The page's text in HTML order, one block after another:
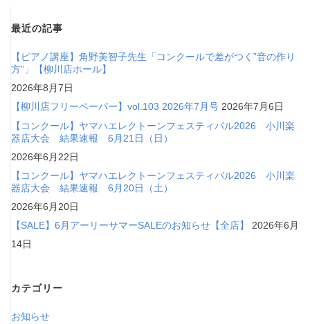
最近の記事
【ピアノ講座】角野美智子先生「コンクールで差がつく”音の作り
方”」【柳川店ホール】
2026年8月7日
【柳川店フリーペーパー】vol.103 2026年7月号 2026年7月6日
【コンクール】ヤマハエレクトーンフェスティバル2026 小川楽
器店大会 結果速報 6月21日（日）
2026年6月22日
【コンクール】ヤマハエレクトーンフェスティバル2026 小川楽
器店大会 結果速報 6月20日（土）
2026年6月20日
【SALE】6月アーリーサマーSALEのお知らせ【全店】
2026年6月
14日
カテゴリー
お知らせ